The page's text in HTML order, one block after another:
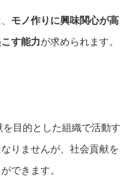
モノ作りに興味関心が高
す能力が求められます。
目的とした組織で活動す
りませんが、社会貢献を
できます。